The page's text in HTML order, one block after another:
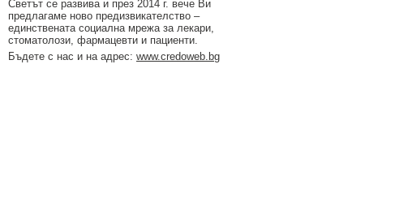
Светът се развива и през 2014 г. вече Ви
предлагаме ново предизвикателство –
единствената социална мрежа за лекари,
стоматолози, фармацевти и пациенти.
Бъдете с нас и на адрес: www.credoweb.bg